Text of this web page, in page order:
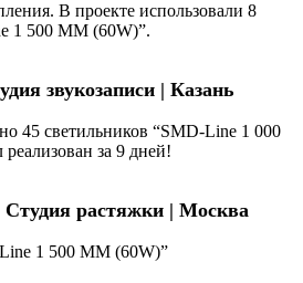
В проекте использовали 8
1 500 ММ (60W)”.
звукозаписи | Казань
45 светильников “SMD-Line 1 000
за 9 дней!
растяжки | Москва
Line 1 500 ММ (60W)”